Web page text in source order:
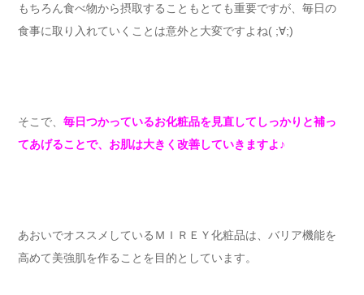
もちろん食べ物から摂取することもとても重要ですが、毎日の
食事に取り入れていくことは意外と大変ですよね( ;∀;)
そこで、 毎日つかっているお化粧品を見直してしっかりと補っ
てあげることで、お肌は大きく改善していきますよ♪
あおいでオススメしているＭＩＲＥＹ化粧品は、バリア機能を
高めて美強肌を作ることを目的としています。